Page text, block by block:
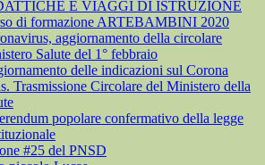
E VIAGGI DI ISTRUZIONE
di formazione ARTEBAMBINI 2020
aggiornamento della circolare
Salute del 1° febbraio
delle indicazioni sul Corona
Trasmissione Circolare del Ministero della
popolare confermativo della legge
#25 del PNSD